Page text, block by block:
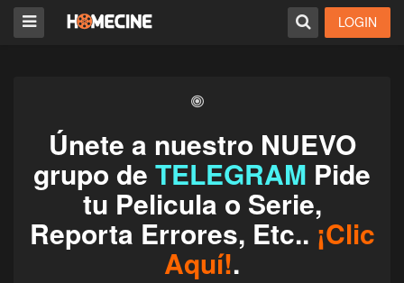
LOGIN
Únete a nuestro NUEVO
grupo de TELEGRAM Pide
tu Pelicula o Serie,
Reporta Errores, Etc.. ¡Clic
Aquí!.